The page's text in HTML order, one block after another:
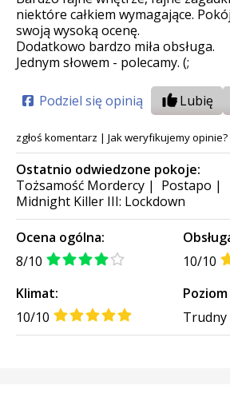
niektóre całkiem wymagające.
swoją wysoką ocenę.
Dodatkowo bardzo miła obsługa.
Jednym słowem - polecamy. (;
Podziel się opinią Lubię
zgłoś komentarz | Jak weryfikujemy opinie?
Ostatnio odwiedzone pokoje:
Tożsamość Mordercy | Postapo |
Midnight Killer III: Lockdown
Ocena ogólna:
8/10
10/10
Klimat:
10/10
Trudny